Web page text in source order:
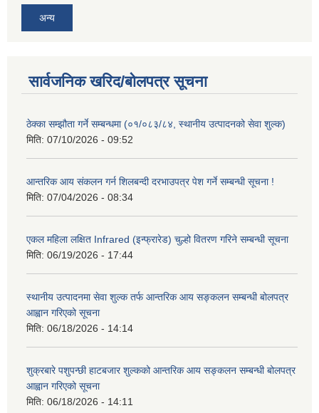
अन्य
सार्वजनिक खरिद/बोलपत्र सूचना
ठेक्का सम्झौता गर्ने सम्बन्धमा (०१/०८३/८४, स्थानीय उत्पादनको सेवा शुल्क)
मिति: 07/10/2026 - 09:52
आन्तरिक आय संकलन गर्न शिलबन्दी दरभाउपत्र पेश गर्ने सम्बन्धी सूचना !
मिति: 07/04/2026 - 08:34
एकल महिला लक्षित Infrared (इन्फ्रारेड) चुल्हो वितरण गरिने सम्बन्धी सूचना
मिति: 06/19/2026 - 17:44
स्थानीय उत्पादनमा सेवा शुल्क तर्फ आन्तरिक आय सङ्कलन सम्बन्धी बोलपत्र
आह्वान गरिएको सूचना
मिति: 06/18/2026 - 14:14
शुक्रबारे पशुपन्छी हाटबजार शुल्कको आन्तरिक आय सङ्कलन सम्बन्धी बोलपत्र
आह्वान गरिएको सूचना
मिति: 06/18/2026 - 14:11